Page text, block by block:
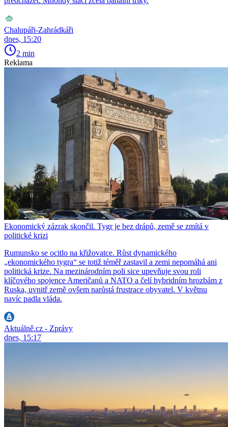
Chalupáři-Zahrádkáři
dnes, 15:20
2 min
Reklama
Ekonomický zázrak skončil. Tygr je bez drápů, země se zmítá v
politické krizi
Rumunsko se ocitlo na křižovatce. Růst dynamického
„ekonomického tygra“ se totiž téměř zastavil a zemi nepomáhá ani
politická krize. Na mezinárodním poli sice upevňuje svou roli
klíčového spojence Američanů a NATO a čelí hybridním hrozbám z
Ruska, uvnitř země ovšem narůstá frustrace obyvatel. V květnu
navíc padla vláda.
Aktuálně.cz - Zprávy
dnes, 15:17